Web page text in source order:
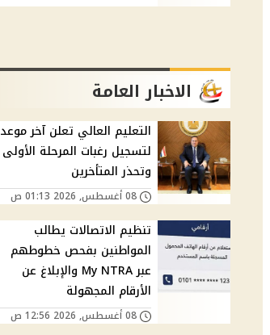
الاخبار العامة
التعليم العالي تعلن آخر موعد
لتسجيل رغبات المرحلة الأولى
وتحذر المتأخرين
08 أغسطس, 2026 01:13 ص
تنظيم الاتصالات يطالب
المواطنين بفحص خطوطهم
عبر My NTRA والإبلاغ عن
الأرقام المجهولة
08 أغسطس, 2026 12:56 ص